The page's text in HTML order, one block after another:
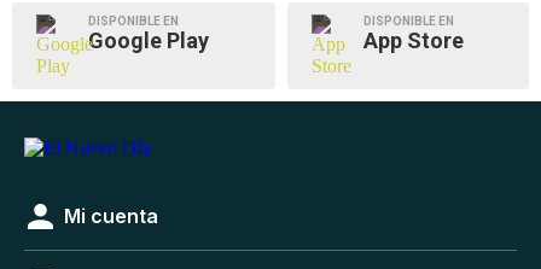
DISPONIBLE EN
Google Play
DISPONIBLE EN
App Store
Mi cuenta